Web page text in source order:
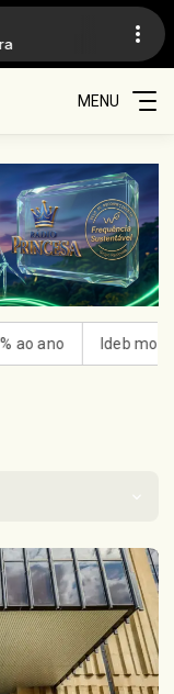
Summer
MENU
avanço da